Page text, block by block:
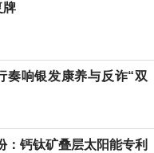
牌
奏响银发康养与反诈“双
：钙钛矿叠层太阳能专利